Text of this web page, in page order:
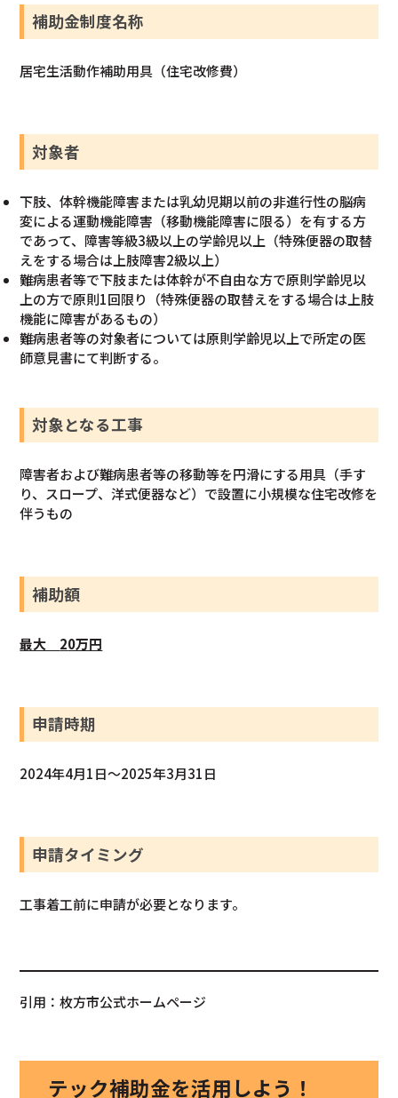
補助金制度名称
居宅生活動作補助用具（住宅改修費）
対象者
下肢、体幹機能障害または乳幼児期以前の非進行性の脳病
変による運動機能障害（移動機能障害に限る）を有する方
であって、障害等級3級以上の学齢児以上（特殊便器の取替
えをする場合は上肢障害2級以上）
難病患者等で下肢または体幹が不自由な方で原則学齢児以
上の方で原則1回限り（特殊便器の取替えをする場合は上肢
機能に障害があるもの）
難病患者等の対象者については原則学齢児以上で所定の医
師意見書にて判断する。
対象となる工事
障害者および難病患者等の移動等を円滑にする用具（手す
り、スロープ、洋式便器など）で設置に小規模な住宅改修を
伴うもの
補助額
最大 20万円
申請時期
2024年4月1日～2025年3月31日
申請タイミング
工事着工前に申請が必要となります。
引用：枚方市公式ホームページ
テック補助金を活用しよう！